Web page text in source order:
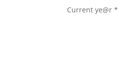
Current ye@r*